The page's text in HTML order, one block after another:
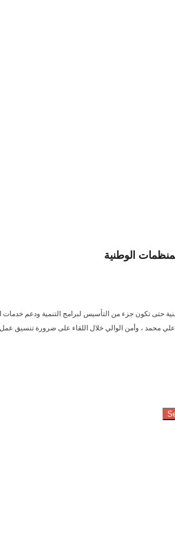
الوطنية
حتى تكون جزء من التأسيس لبرامج التنمية ودعم
محمد ، وأمن الوالي خلال اللقاء على ضرورة تنسيق عمل